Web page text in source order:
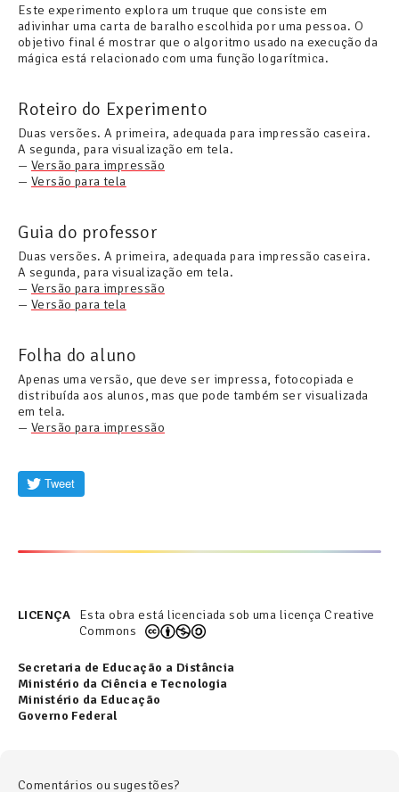
Este experimento explora um truque que consiste em
adivinhar uma carta de baralho escolhida por uma pessoa. O
objetivo final é mostrar que o algoritmo usado na execução da
mágica está relacionado com uma função logarítmica.
Roteiro do Experimento
Duas versões. A primeira, adequada para impressão caseira.
A segunda, para visualização em tela.
— Versão para impressão
— Versão para tela
Guia do professor
Duas versões. A primeira, adequada para impressão caseira.
A segunda, para visualização em tela.
— Versão para impressão
— Versão para tela
Folha do aluno
Apenas uma versão, que deve ser impressa, fotocopiada e
distribuída aos alunos, mas que pode também ser visualizada
em tela.
— Versão para impressão
Tweet
LICENÇA
Esta obra está licenciada sob uma licença Creative
Commons
Secretaria de Educação a Distância
Ministério da Ciência e Tecnologia
Ministério da Educação
Governo Federal
Comentários ou sugestões?